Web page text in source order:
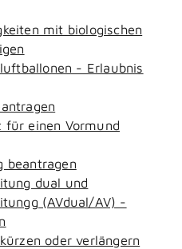
mit biologischen
- Erlaubnis
für einen Vormund
beantragen
dual und
(AVdual/AV) -
oder verlängern